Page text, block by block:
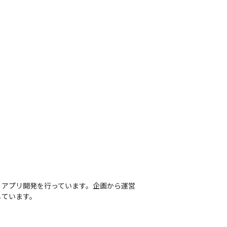
プリ開発を行っています。企画から運営
います。